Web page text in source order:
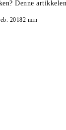
Denne
20182 min